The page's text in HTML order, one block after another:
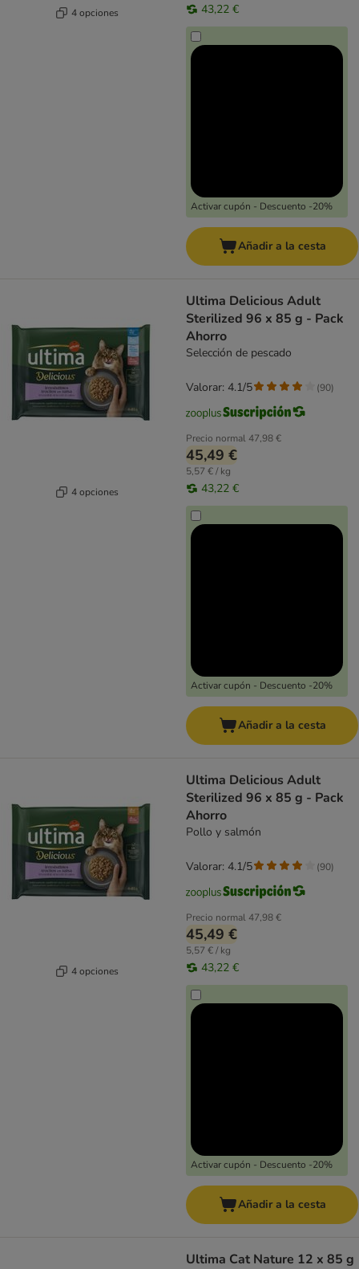
4 opciones 43,22 €
Activar cupón - Descuento -20%
Añadir a la cesta
4 opciones
Ultima Delicious Adult
Sterilized 96 x 85 g - Pack
Ahorro
Selección de pescado
Precio normal47,98 €
45,49 €
5,57 € / kg
43,22 €
Activar cupón - Descuento -20%
Valorar: 4.1/5 (90)
Añadir a la cesta
4 opciones
Ultima Delicious Adult
Sterilized 96 x 85 g - Pack
Ahorro
Pollo y salmón
Precio normal47,98 €
45,49 €
5,57 € / kg
43,22 €
Activar cupón - Descuento -20%
Valorar: 4.1/5 (90)
Añadir a la cesta
Ultima Cat Nature 12 x 85 g